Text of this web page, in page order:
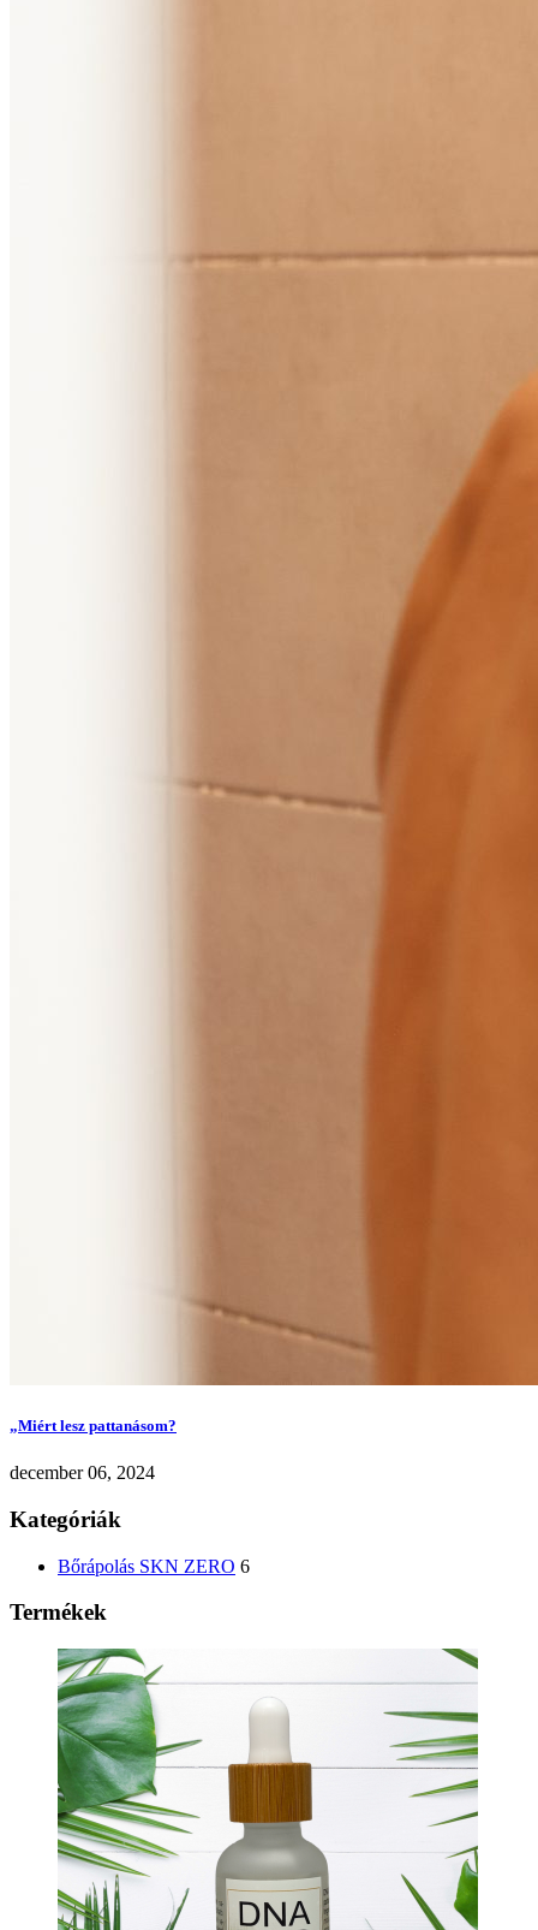
„Miért lesz pattanásom?
december 06, 2024
Kategóriák
Bőrápolás SKN ZERO 6
Termékek